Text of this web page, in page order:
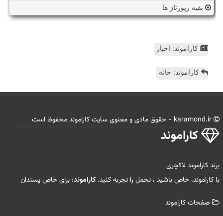
بقیه رپورتاژ ها
کاراموند: اخبار
کاراموند: خانه
كاراموند
برند کاراموند لاکچری
با کاراموند، خاص باشید ، تجمل را تجربه کنید. کاراموند: برای خاص پسندان
صفحات كاراموند